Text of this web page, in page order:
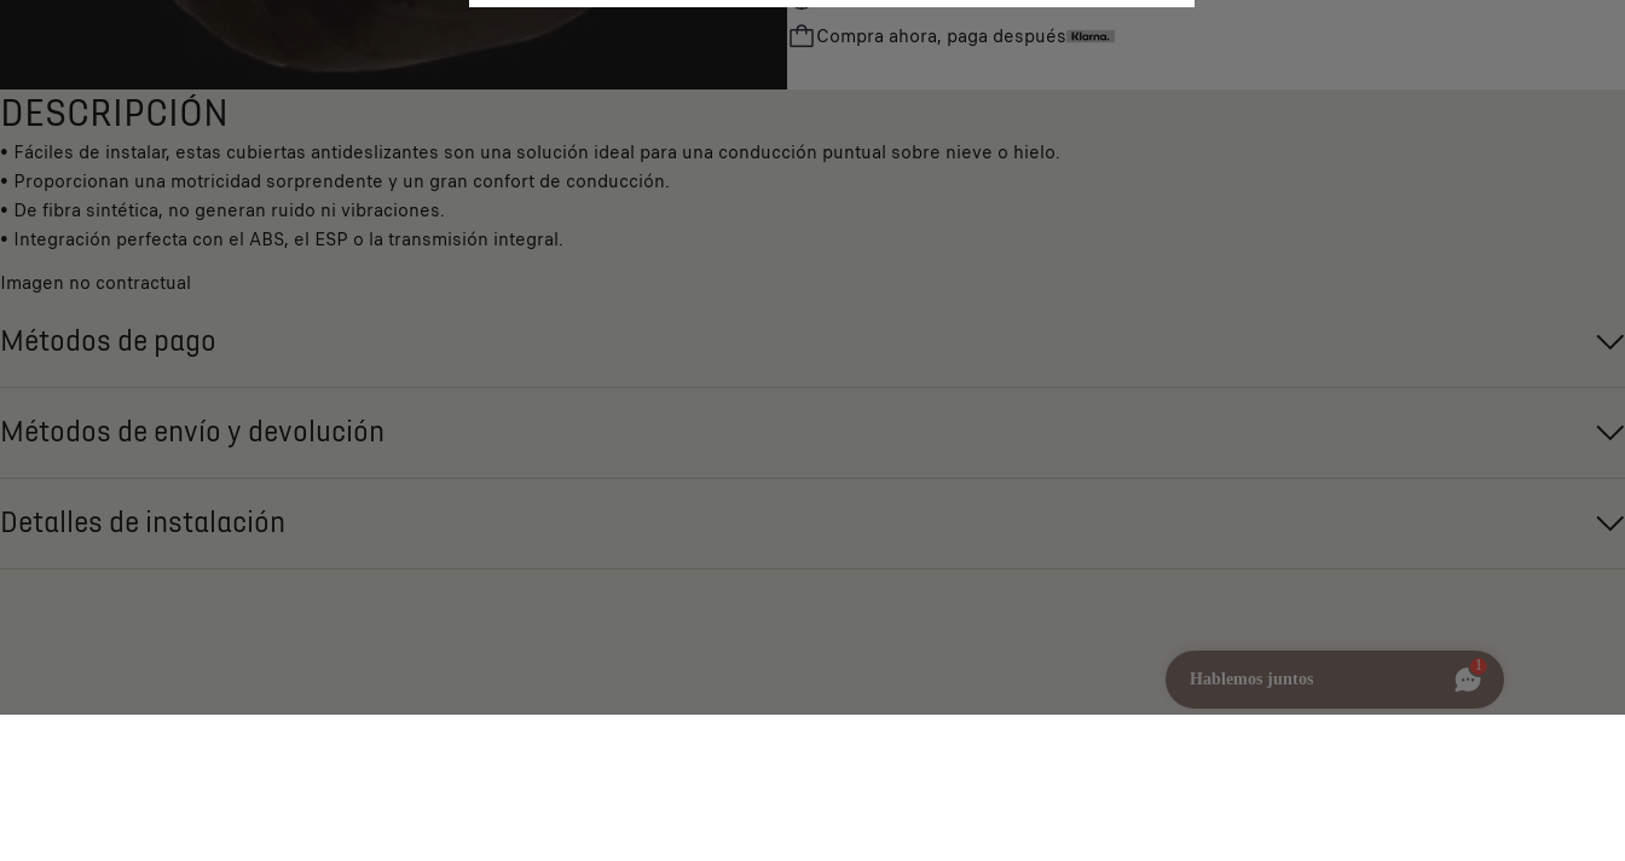
d
o
:
Compra ahora, paga después
DESCRIPCIÓN
• Fáciles de instalar, estas cubiertas antideslizantes son una solución ideal para una conducción puntual sobre nieve o hielo.
• Proporcionan una motricidad sorprendente y un gran confort de conducción.
• De fibra sintética, no generan ruido ni vibraciones.
• Integración perfecta con el ABS, el ESP o la transmisión integral.
Imagen no contractual
Métodos de pago
Métodos de envío y devolución
Detalles de instalación
Hablemos juntos
1